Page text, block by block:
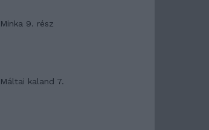
Minka 9. rész
Máltai kaland 7.